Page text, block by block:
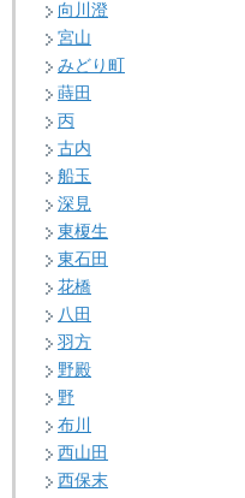
向川澄
宮山
みどり町
蒔田
丙
古内
船玉
深見
東榎生
東石田
花橋
八田
羽方
野殿
野
布川
西山田
西保末